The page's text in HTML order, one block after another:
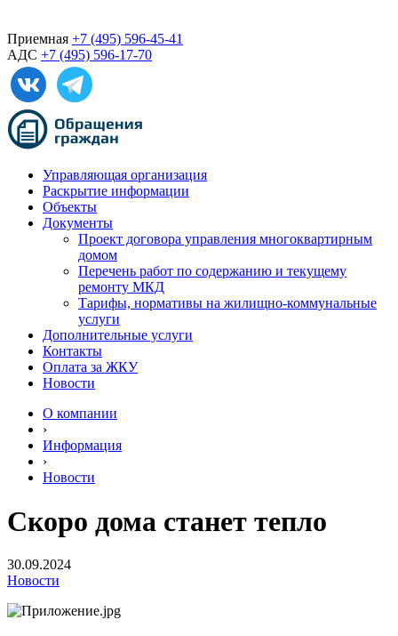
Приемная +7 (495) 596-45-41
АДС +7 (495) 596-17-70
Управляющая организация
Раскрытие информации
Объекты
Документы
Проект договора управления многоквартирным
домом
Перечень работ по содержанию и текущему
ремонту МКД
Тарифы, нормативы на жилищно-коммунальные
услуги
Дополнительные услуги
Контакты
Оплата за ЖКУ
Новости
О компании
›
Информация
›
Новости
Скоро дома станет тепло
30.09.2024
Новости